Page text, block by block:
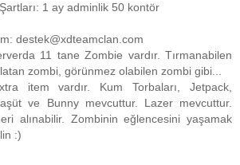
1 ay adminlik 50 kontör
destek@xdteamclan.com
11 tane Zombie vardır. Tırmanabilen
zombi, görünmez olabilen zombi gibi...
item vardır. Kum Torbaları, Jetpack,
ve Bunny mevcuttur. Lazer mevcuttur.
alınabilir. Zombinin eğlencesini yaşamak
:)